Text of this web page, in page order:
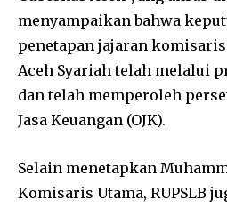
menyampaikan bahwa
penetapan jajaran
Aceh Syariah telah melalui
dan telah memperoleh
Jasa Keuangan (OJK).
Selain menetapkan
Komisaris Utama, RUPSLB